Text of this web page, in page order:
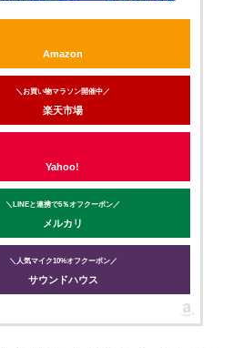
Amazon
＼お買い物マラソン開催中／
楽天市場
Yahoo!
＼LINEと連携で5％オフクーポン／
メルカリ
＼人気マイク10%オフクーポン／
サウンドハウス